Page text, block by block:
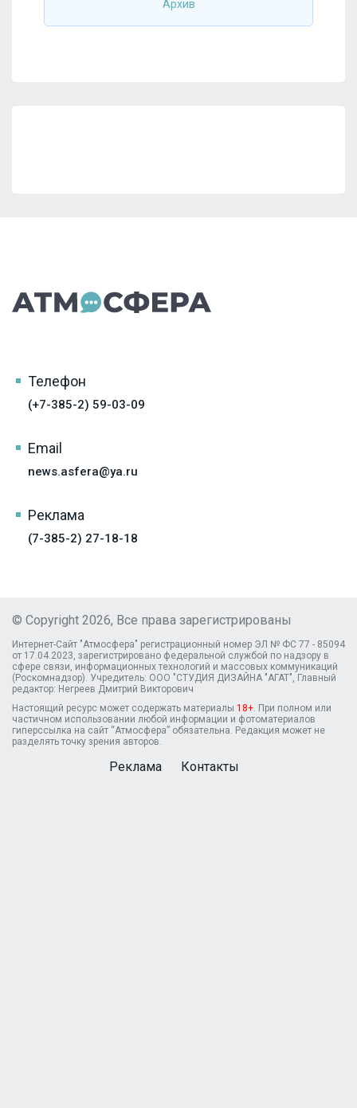
Архив
Телефон
(+7-385-2) 59-03-09
Email
news.asfera@ya.ru
Реклама
(7-385-2) 27-18-18
© Copyright 2026, Все права зарегистрированы
Интернет-Сайт "Атмосфера" регистрационный номер ЭЛ № ФС 77 - 85094
от 17.04.2023, зарегистрировано федеральной службой по надзору в
сфере связи, информационных технологий и массовых коммуникаций
(Роскомнадзор). Учредитель: ООО "СТУДИЯ ДИЗАЙНА "АГАТ", Главный
редактор: Негреев Дмитрий Викторович
Настоящий ресурс может содержать материалы 18+. При полном или
частичном использовании любой информации и фотоматериалов
гиперссылка на сайт “Атмосфера” обязательна. Редакция может не
разделять точку зрения авторов.
Реклама Контакты